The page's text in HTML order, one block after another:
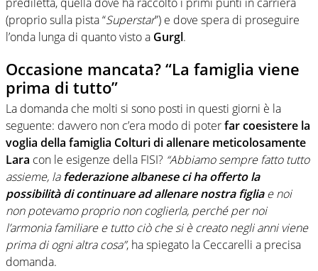
(proprio sulla pista “Superstar”) e dove spera di proseguire
l’onda lunga di quanto visto a Gurgl.
Occasione mancata? “La famiglia viene
prima di tutto”
La domanda che molti si sono posti in questi giorni è la
seguente: davvero non c’era modo di poterfarcoesistere la
voglia della famiglia Colturi di allenare meticolosamente
Lara con le esigenze della FISI? “Abbiamo sempre fatto tutto
assieme, lafederazione albanese ci ha offerto la
possibilità di continuare ad allenare nostra figliae noi
non potevamo proprio non coglierla, perché per noi
l’armonia familiare e tutto ciò che si è creato negli anni viene
prima di ogni altra cosa”, ha spiegato la Ceccarelli a precisa
domanda.